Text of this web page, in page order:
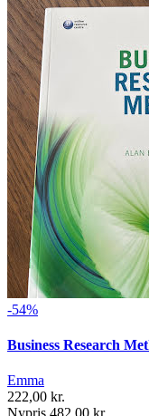
-54%
Business Research
Emma
222,00 kr.
Nypris 482,00 kr.